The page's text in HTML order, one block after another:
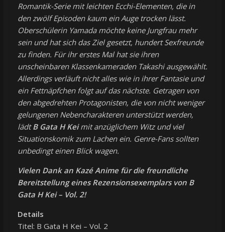
Romantik-Serie mit leichten Ecchi-Elementen, die in
den zwölf Episoden kaum ein Auge trocken lässt.
Oberschülerin Yamada möchte keine Jungfrau mehr
sein und hat sich das Ziel gesetzt, hundert Sexfreunde
zu finden. Für ihr erstes Mal hat sie ihren
unscheinbaren Klassenkameraden Takashi ausgewählt.
Allerdings verläuft nicht alles wie in ihrer Fantasie und
ein Fettnäpfchen folgt auf das nächste. Getragen von
den abgedrehten Protagonisten, die von nicht weniger
gelungenen Nebencharakteren unterstützt werden,
lädtB Gata H Keimit anzüglichem Witz und viel
Situationskomik zum Lachen ein. Genre-Fans sollten
unbedingt einen Blick wagen.
Vielen Dank an Kazé Anime für die freundliche
Bereitstellung eines Rezensionsexemplars von B
Gata H Kei – Vol. 2!
Details
Titel: B Gata H Kei – Vol. 2